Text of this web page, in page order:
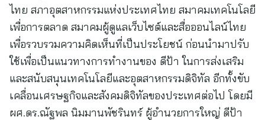
ไทย สภาอุตสาหกรรมแห่งประเทศไทย สมาคมเทคโนโลยี
เพื่อการตลาด สมาคมผู้ดูแลเว็บไซต์และสื่อออนไลน์ไทย
เพื่อรวบรวมความคิดเห็นที่เป็นประโยชน์ ก่อนนำมาปรับ
ใช้เพื่อเป็นแนวทางการทำงานของ ดีป้า ในการส่งเสริม
และสนับสนุนเทคโนโลยีและอุตสาหกรรมดิจิทัล อีกทั้งขับ
เคลื่อนเศรษฐกิจและสังคมดิจิทัลของประเทศต่อไป โดยมี
ผศ.ดร.ณัฐพล นิมมานพัชรินทร์ ผู้อำนวยการใหญ่ ดีป้า